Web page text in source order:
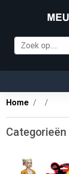
Home
Categorieën